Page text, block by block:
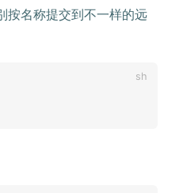
按名称提交到不一样的远